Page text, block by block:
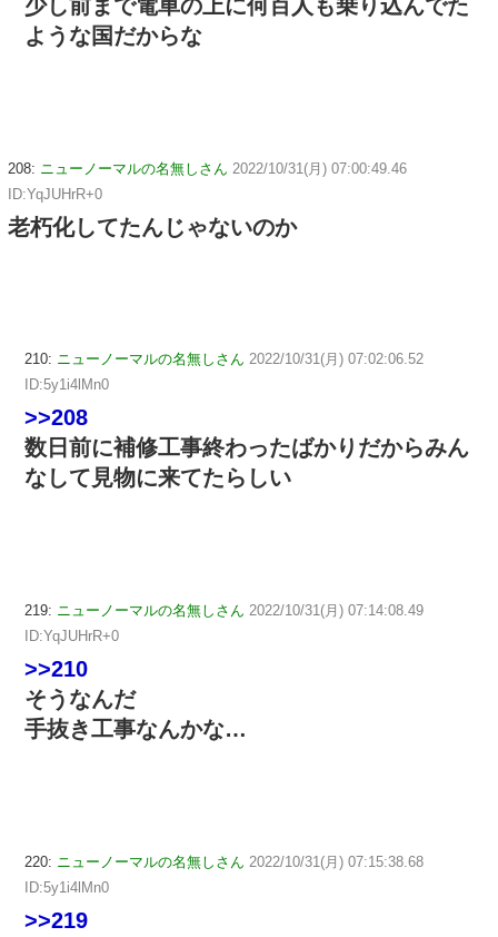
少し前まで電車の上に何百人も乗り込んでた
ような国だからな
208: ニューノーマルの名無しさん 2022/10/31(月) 07:00:49.46
ID:YqJUHrR+0
老朽化してたんじゃないのか
210: ニューノーマルの名無しさん 2022/10/31(月) 07:02:06.52
ID:5y1i4lMn0
>>208
数日前に補修工事終わったばかりだからみん
なして見物に来てたらしい
219: ニューノーマルの名無しさん 2022/10/31(月) 07:14:08.49
ID:YqJUHrR+0
>>210
そうなんだ
手抜き工事なんかな…
220: ニューノーマルの名無しさん 2022/10/31(月) 07:15:38.68
ID:5y1i4lMn0
>>219